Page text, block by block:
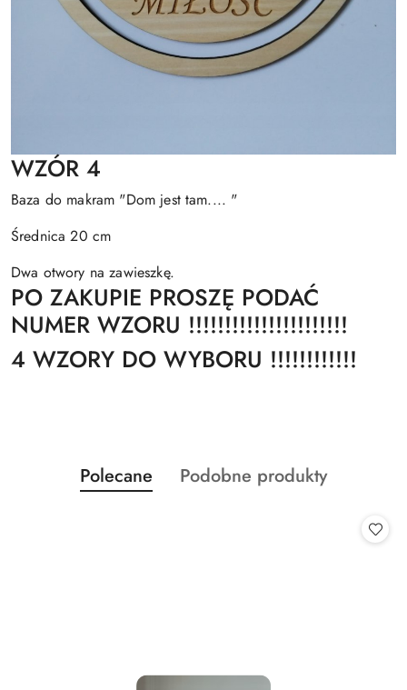
WZÓR 4
Baza do makram "Dom jest tam.... "
Średnica 20 cm
Dwa otwory na zawieszkę.
PO ZAKUPIE PROSZĘ PODAĆ
NUMER WZORU !!!!!!!!!!!!!!!!!!!!!!
4 WZORY DO WYBORU !!!!!!!!!!!!
Pomiń karuzelę produktów
Produkty
o
Polecane
Produkty
Podobne produkty